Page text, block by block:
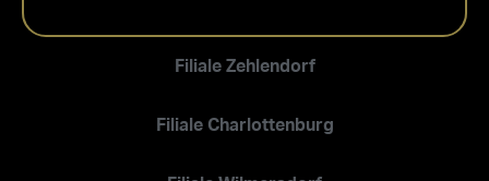
Filiale Zehlendorf
Filiale Charlottenburg